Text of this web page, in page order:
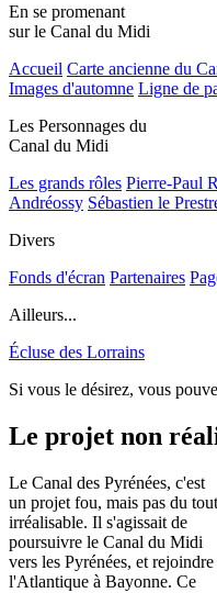
En se promenant
sur le Canal du Midi
Accueil Carte ancienne du
Images d'automne Ligne de
Les Personnages du
Canal du Midi
Les grands rôles Pierre-Paul
Andréossy Sébastien le
Divers
Fonds d'écran Partenaires
Ailleurs...
Écluse des Lorrains
Si vous le désirez, vous
Le projet non
Le Canal des Pyrénées, c'est
un projet fou, mais pas du tout
irréalisable. Il s'agissait de
poursuivre le Canal du Midi
vers les Pyrénées, et rejoindre
l'Atlantique à Bayonne. Ce